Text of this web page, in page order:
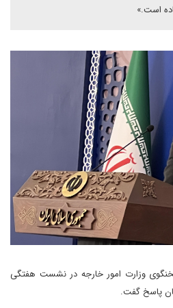
است.»
وزارت امور خارجه در نشست هفتگی
پاسخ گفت.